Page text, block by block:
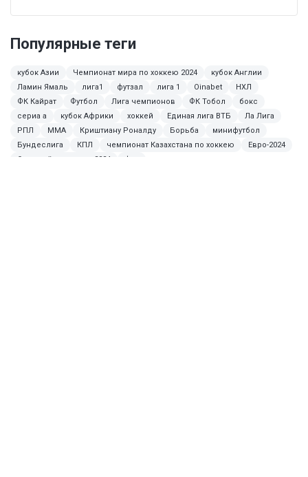
Популярные теги
кубок Азии Чемпионат мира по хоккею 2024
кубок Англии
Ламин Ямаль
лига1 футзал лига 1 Oinabet
НХЛ
ФК Кайрат
Футбол Лига чемпионов ФК Тобол
бокс
сериа а
кубок Африки хоккей Единая лига ВТБ
Ла Лига
РПЛ
ММА Криштиану Роналду Борьба
минифутбол
Бундеслига
КПЛ чемпионат Казахстана по хоккею
Евро-2024
Олимпийские игры 2024
фцу